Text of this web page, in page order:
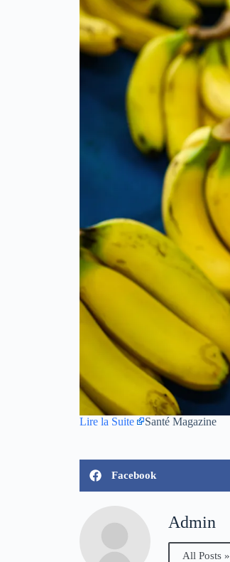
Lire la Suite Santé Magazine
Facebook
Admin
All Posts »